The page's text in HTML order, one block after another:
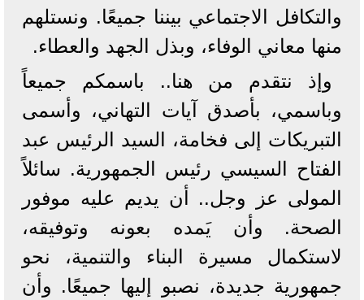
والتكافل الاجتماعي بيننا جميعًا. ونستلهم
منها معاني الوفاء، وبذل الجهد والعطاء.
وإذ نتقدم من هنا.. باسمكم جميعاً
وباسمي، بأصدق آيات التهاني، وأسمى
التبريكات إلى فخامة، السيد الرئيس عبد
الفتاح السيسي رئيس الجمهورية. سائلاً
المولى عز وجل.. أن يديم عليه موفور
الصحة. وأن يَمده بعونه وتوفيقه،
لاستكمال مسيرة البناء والتنمية، نحو
جمهورية جديدة، نصبو إليها جميعًا. وأن